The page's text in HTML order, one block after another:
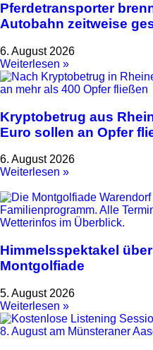
Pferdetransporter
Autobahn zeitweise
6. August 2026
Weiterlesen »
Kryptobetrug aus
Euro sollen an Opfer
6. August 2026
Weiterlesen »
Himmelsspektakel
Montgolfiade
5. August 2026
Weiterlesen »